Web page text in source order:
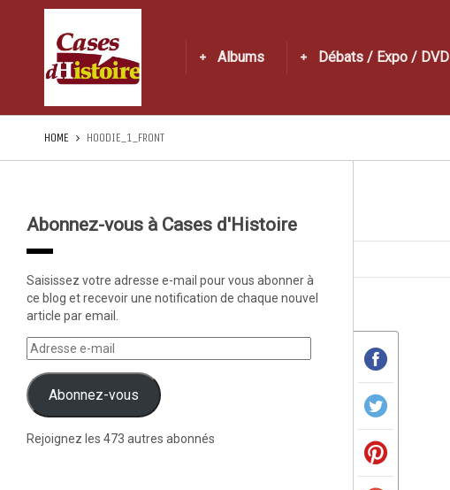
Albums Débats / Expo / DVD
HOME HOODIE_1_FRONT
Abonnez-vous à Cases d'Histoire
Saisissez votre adresse e-mail pour vous abonner à
ce blog et recevoir une notification de chaque nouvel
article par email.
Abonnez-vous
Rejoignez les 473 autres abonnés